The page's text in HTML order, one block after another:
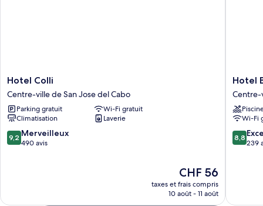
Hotel
Colli
Centre-
ville
de
San
Jose
Hotel Colli
Centre-ville de San Jose del Cabo
Parking gratuit
Wi-Fi gratuit
Climatisation
Laverie
9.2
sur
9,2 Merveilleux
490 avis
Le
nouveau
prix
CHF 56
taxes et frais compris
10 août - 11 août
Hotel
Plaza
Doradas
Centre-
ville
de
Hotel
Centre-
Wi-Fi
8.8
sur
8,8
239